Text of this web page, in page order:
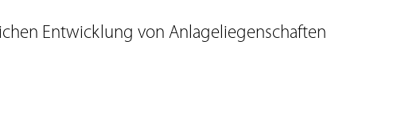
Entwicklung von Anlageliegenschaften